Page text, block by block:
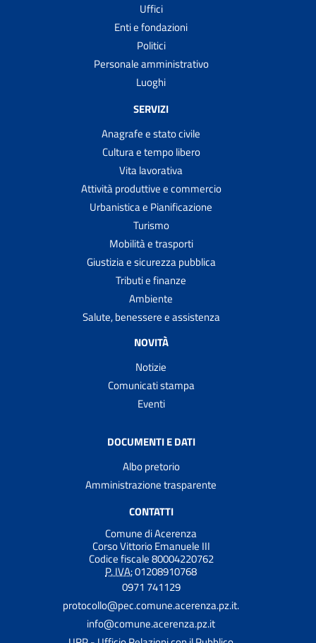
Uffici
Enti e fondazioni
Politici
Personale amministrativo
Luoghi
SERVIZI
Anagrafe e stato civile
Cultura e tempo libero
Vita lavorativa
Attività produttive e commercio
Urbanistica e Pianificazione
Turismo
Mobilità e trasporti
Giustizia e sicurezza pubblica
Tributi e finanze
Ambiente
Salute, benessere e assistenza
NOVITÀ
Notizie
Comunicati stampa
Eventi
DOCUMENTI E DATI
Albo pretorio
Amministrazione trasparente
CONTATTI
Comune di Acerenza
Corso Vittorio Emanuele III
Codice fiscale 80004220762
P. IVA:01208910768
0971 741129
protocollo@pec.comune.acerenza.pz.it.
info@comune.acerenza.pz.it